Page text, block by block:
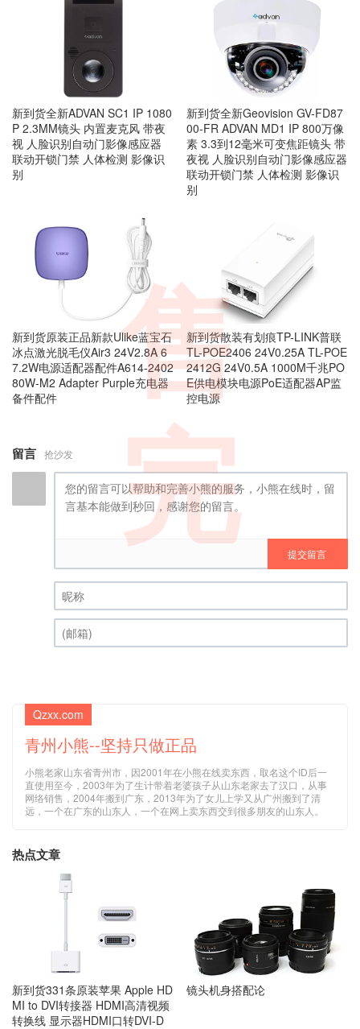
新到货全新ADVAN SC1 IP 1080
P 2.3MM镜头 内置麦克风 带夜
视 人脸识别自动门影像感应器
联动开锁门禁 人体检测 影像识
别
新到货全新Geovision GV-FD87
00-FR ADVAN MD1 IP 800万像
素 3.3到12毫米可变焦距镜头 带
夜视 人脸识别自动门影像感应器
联动开锁门禁 人体检测 影像识
别
新到货原装正品新款Ulike蓝宝石
冰点激光脱毛仪Air3 24V2.8A 6
7.2W电源适配器配件A614-2402
80W-M2 Adapter Purple充电器
备件配件
新到货散装有划痕TP-LINK普联
TL-POE2406 24V0.25A TL-POE
2412G 24V0.5A 1000M千兆PO
E供电模块电源PoE适配器AP监
控电源
留言 抢沙发
提交留言
昵称 (必填)
Qzxx.com
青州小熊--坚持只做正品
小熊老家山东省青州市，因2001年在小熊在线卖东西，取名这个ID后一
直使用至今，2003年为了生计带着老婆孩子从山东老家去了汉口，从事
网络销售，2004年搬到广东，2013年为了女儿上学又从广州搬到了清
远，一个在广东的山东人，一个在网上卖东西交到很多朋友的山东人。
热点文章
新到货331条原装苹果 Apple HD
MI to DVI转接器 HDMI高清视频
转换线 显示器HDMI口转DVI-D
镜头机身搭配论
售
完